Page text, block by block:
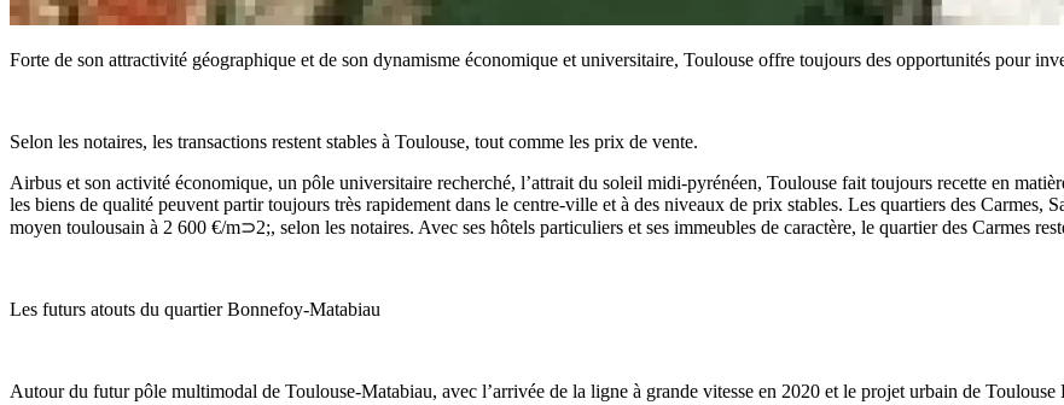
Forte de son attractivité géographique et de son dynamisme économique et universitaire, Toulouse offre toujours des opportunités pour
Selon les notaires, les transactions restent stables à Toulouse, tout comme les prix de vente.
Airbus et son activité économique, un pôle universitaire recherché, l’attrait du soleil midi-pyrénéen, Toulouse fait toujours recette en
les biens de qualité peuvent partir toujours très rapidement dans le centre-ville et à des niveaux de prix stables. Les quartiers des
moyen toulousain à 2 600 €/m⊃2;, selon les notaires. Avec ses hôtels particuliers et ses immeubles de caractère, le quartier des Carmes
Les futurs atouts du quartier Bonnefoy-Matabiau
Autour du futur pôle multimodal de Toulouse-Matabiau, avec l’arrivée de la ligne à grande vitesse en 2020 et le projet urbain de